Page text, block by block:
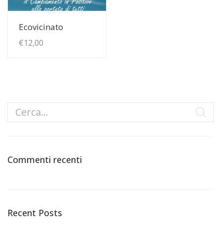
View Details
Ecovicinato
€12,00
Commenti recenti
Recent Posts